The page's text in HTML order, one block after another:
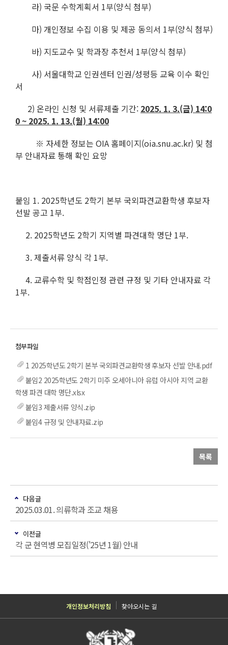
라) 국문 수학계획서 1부(양식 첨부)
마) 개인정보 수집 이용 및 제공 동의서 1부(양식 첨부)
바) 지도교수 및 학과장 추천서 1부(양식 첨부)
사) 서울대학교 인권센터 인권/성평등 교육 이수 확인
서
2) 온라인 신청 및 서류제출 기간: 2025. 1. 3.(금) 14:0
0 ~ 2025. 1. 13.(월) 14:00
※ 자세한 정보는 OIA 홈페이지(oia.snu.ac.kr) 및 첨
부 안내자료 통해 확인 요망
붙임 1. 2025학년도 2학기 본부 국외파견교환학생 후보자
선발 공고 1부.
2. 2025학년도 2학기 지역별 파견대학 명단 1부.
3. 제출서류 양식 각 1부.
4. 교류수학 및 학점인정 관련 규정 및 기타 안내자료 각
1부.
1 2025학년도 2학기 본부 국외파견교환학생 후보자 선발 안내.pdf
붙임2 2025학년도 2학기 미주 오세아니아 유럽 아시아 지역 교환
학생 파견 대학 명단.xlsx
붙임3 제출서류 양식.zip
붙임4 규정 및 안내자료.zip
목록
다음글
2025.03.01. 의류학과 조교 채용
이전글
각 군 현역병 모집일정('25년 1월) 안내
개인정보처리방침 찾아오시는 길